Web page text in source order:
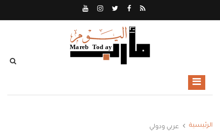
الرئيسية عربي ودولي